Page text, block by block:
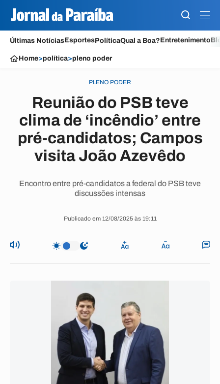
Últimas NotíciasEsportesPolíticaQual a Boa?Entretenimento
Home>política>pleno poder
PLENO PODER
Reunião do PSB teve
clima de ‘incêndio’ entre
pré-candidatos; Campos
visita João Azevêdo
Encontro entre pré-candidatos a federal do PSB teve
discussões intensas
Publicado em 12/08/2025 às 19:11